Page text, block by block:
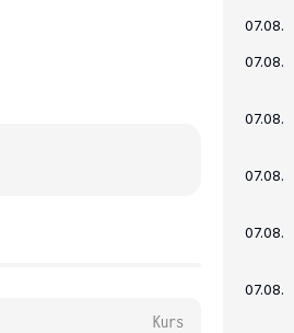
Kurs
07.08.
07.08.
07.08.
07.08.
07.08.
07.08.